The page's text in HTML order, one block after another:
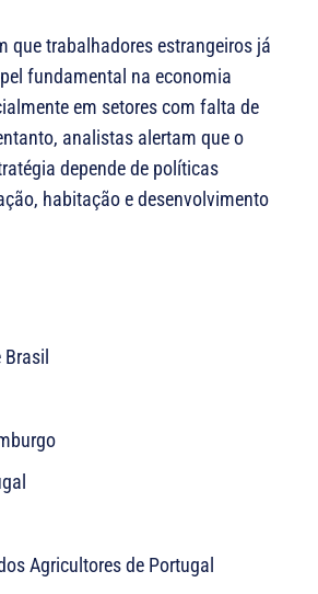
que trabalhadores estrangeiros já
fundamental na economia
em setores com falta de
analistas alertam que o
depende de políticas
habitação e desenvolvimento
Agricultores de Portugal